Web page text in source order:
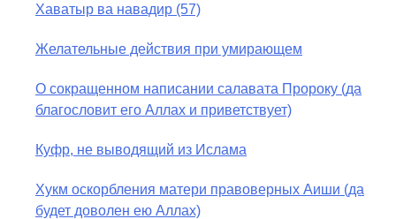
Хаватыр ва навадир (57)
Желательные действия при умирающем
О сокращенном написании салавата Пророку (да
благословит его Аллах и приветствует)
Куфр, не выводящий из Ислама
Хукм оскорбления матери правоверных Аиши (да
будет доволен ею Аллах)